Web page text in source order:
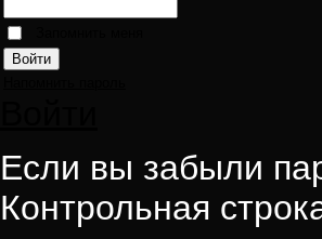
Если вы забыли
Контрольная